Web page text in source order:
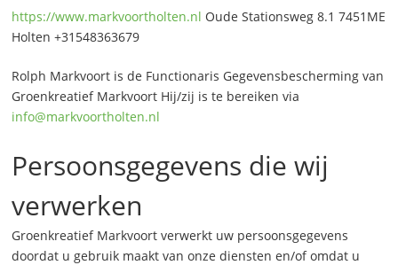
https://www.markvoortholten.nl Oude Stationsweg 8.1 7451ME
Holten +31548363679
Rolph Markvoort is de Functionaris Gegevensbescherming van
Groenkreatief Markvoort Hij/zij is te bereiken via
info@markvoortholten.nl
Persoonsgegevens die wij
verwerken
Groenkreatief Markvoort verwerkt uw persoonsgegevens
doordat u gebruik maakt van onze diensten en/of omdat u